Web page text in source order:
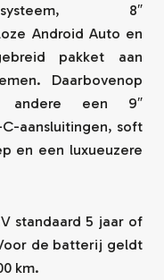
8″
Android Auto en
pakket aan
Daarbovenop
andere een 9″
aansluitingen, soft
en een luxueuzere
standaard 5 jaar of
de batterij geldt
km.